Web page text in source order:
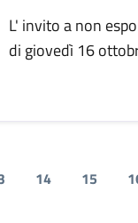
L' invito a non
di giovedì 16
14 15